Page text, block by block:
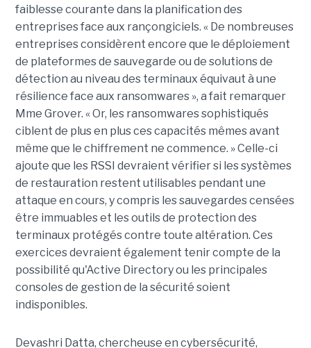
faiblesse courante dans la planification des
entreprises face aux rançongiciels. « De nombreuses
entreprises considèrent encore que le déploiement
de plateformes de sauvegarde ou de solutions de
détection au niveau des terminaux équivaut à une
résilience face aux ransomwares », a fait remarquer
Mme Grover. « Or, les ransomwares sophistiqués
ciblent de plus en plus ces capacités mêmes avant
même que le chiffrement ne commence. » Celle-ci
ajoute que les RSSI devraient vérifier si les systèmes
de restauration restent utilisables pendant une
attaque en cours, y compris les sauvegardes censées
être immuables et les outils de protection des
terminaux protégés contre toute altération. Ces
exercices devraient également tenir compte de la
possibilité qu'Active Directory ou les principales
consoles de gestion de la sécurité soient
indisponibles.
Devashri Datta, chercheuse en cybersécurité,